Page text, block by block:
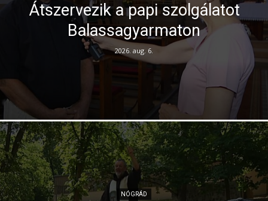
Átszervezik a papi szolgálatot
Balassagyarmaton
2026. aug. 6.
NÓGRÁD